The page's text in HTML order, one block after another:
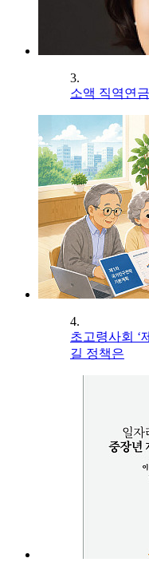
3.
소액 직역연
4.
초고령사회 ‘
길 정책은